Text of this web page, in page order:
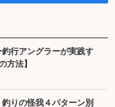
釣行アングラーが実践す
方法】
りの怪我４パターン別